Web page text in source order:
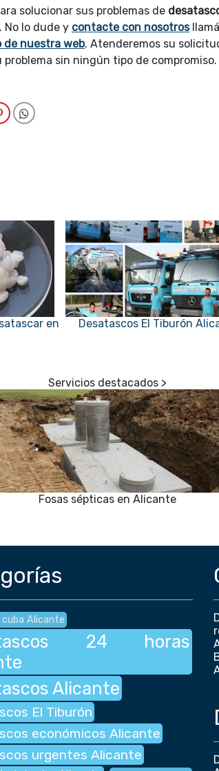
solucionar sus problemas de
No lo dude y contacte con nosotros
nuestra web. Atenderemos su
problema sin ningún tipo de compromiso.
en
Desatascos El Tiburón
Fosas sépticas en Alicante
cuba Alicante
24 horas
Alicante
El Tiburón
económicos Alicante
urgentes Alicante